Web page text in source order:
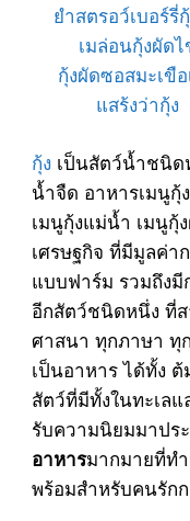
ยำสตรอว์เบอร์รี่
เมล่อนกุ้งผัด
กุ้งผัดซอสมะเขื
แสร้งว่ากุ้ง
กุ้ง เป็นสัตว์น้ำชนิด
น้ำจืด อาหารเมนูกุ้
เมนูกุ้งแม่น้ำ เมนูกุ้
เศรษฐกิจ ที่มีมูลค่า
แบบฟาร์ม รวมถึงมี
อีกสัตว์ชนิดหนึ่ง ที่
ศาสนา ทุกภาษา ทุ
เป็นอาหาร ได้ทั้ง
สัตว์ที่มีทั้งในทะเล
รับความนิยมมาปร
อาหารมากมายที่ท
พร้อมสำหรับคนรัก